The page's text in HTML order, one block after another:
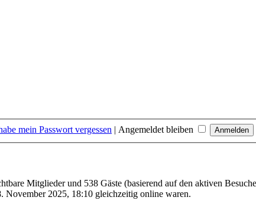
mein Passwort vergessen | Angemeldet bleiben
Mitglieder und 538 Gäste (basierend auf den aktiven
November 2025, 18:10 gleichzeitig online waren.